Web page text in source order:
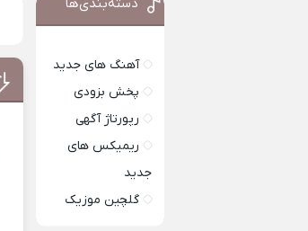
آهنگ های جدید
پخش بزودی
رپورتاژ آگهی
ریمیکس های
جدید
گلچین موزیک